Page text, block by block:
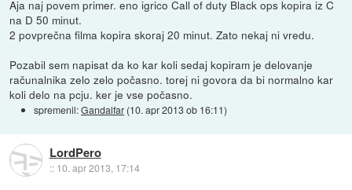
Aja naj povem primer. eno igrico Call of duty Black ops kopira iz C
na D 50 minut.
2 povprečna filma kopira skoraj 20 minut. Zato nekaj ni vredu.
Pozabil sem napisat da ko kar koli sedaj kopiram je delovanje
računalnika zelo zelo počasno. torej ni govora da bi normalno kar
koli delo na pcju. ker je vse počasno.
spremenil:Gandalfar (10. apr 2013 ob 16:11)
LordPero
:: 10. apr 2013, 17:14